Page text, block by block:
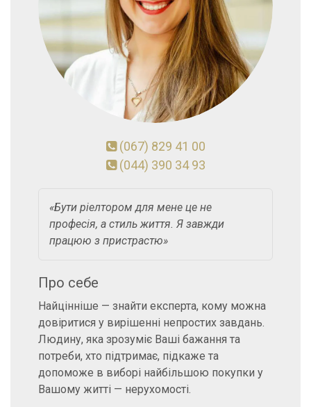
(067) 829 41 00
(044) 390 34 93
«Бути ріелтором для мене це не
професія, а стиль життя. Я завжди
працюю з пристрастю»
Про себе
Найцінніше — знайти експерта, кому можна
довіритися у вирішенні непростих завдань.
Людину, яка зрозуміє Ваші бажання та
потреби, хто підтримає, підкаже та
допоможе в виборі найбільшою покупки у
Вашому житті — нерухомості.